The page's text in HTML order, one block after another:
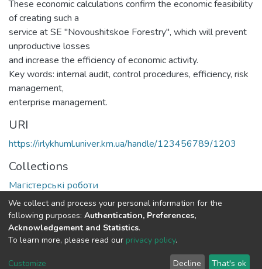
These economic calculations confirm the economic feasibility
of creating such a
service at SE "Novoushitskoe Forestry", which will prevent
unproductive losses
and increase the efficiency of economic activity.
Key words: internal audit, control procedures, efficiency, risk
management,
enterprise management.
URI
https://irlykhuml.univer.km.ua/handle/123456789/1203
Collections
Магістерські роботи
Full item page
DSpace software copyright © 2002-2026
Cookie
End User
Send
We collect and process your personal information for the
following purposes: Authentication, Preferences,
Acknowledgement and Statistics.
To learn more, please read our privacy policy.
Customize Decline That's ok